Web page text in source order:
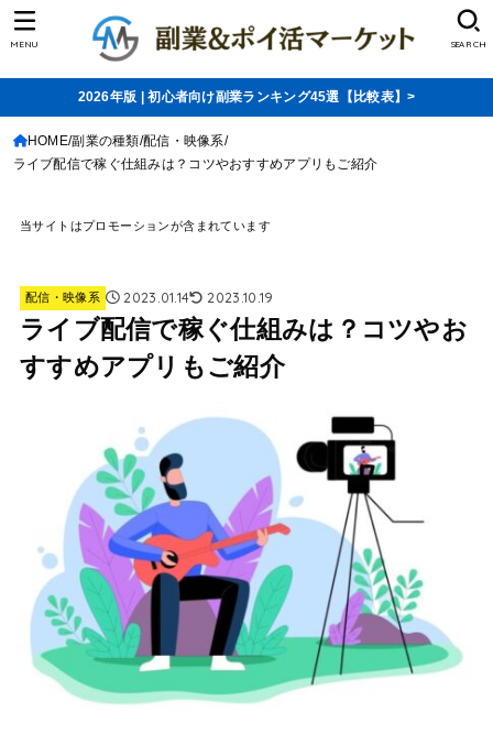
SEARCH
MENU
2026年版 | 初心者向け副業ランキング45選【比較表】>
HOME 副業の種類 配信・映像系
ライブ配信で稼ぐ仕組みは？コツやおすすめアプリもご紹介
当サイトはプロモーションが含まれています
配信・映像系 2023.01.14 2023.10.19
ライブ配信で稼ぐ仕組みは？コツやお
すすめアプリもご紹介